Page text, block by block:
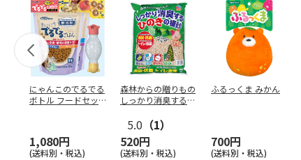
にゃんこのでるでる
ボトル フードセッ
1,080円
(送料別・税込)
森林からの贈りもの
しっかり消臭するひ
5.0 （1）
520円
(送料別・税込)
ふるっくま みかん
700円
(送料別・税込)